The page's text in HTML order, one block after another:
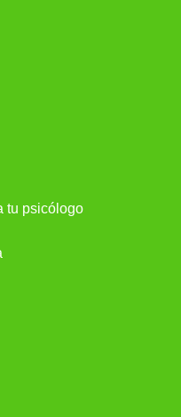
tu psicólogo